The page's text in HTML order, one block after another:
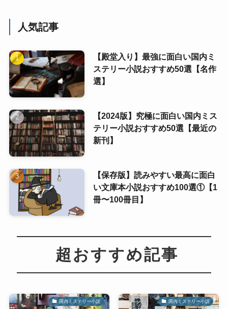
人気記事
【殿堂入り】最強に面白い国内ミ
ステリー小説おすすめ50選【名作
選】
【2024版】究極に面白い国内ミス
テリー小説おすすめ50選【最近の
新刊】
【保存版】読みやすい最高に面白
い文庫本小説おすすめ100選①【1
冊〜100冊目】
超おすすめ記事
国内ミステリー小説 国内ミステリー小説